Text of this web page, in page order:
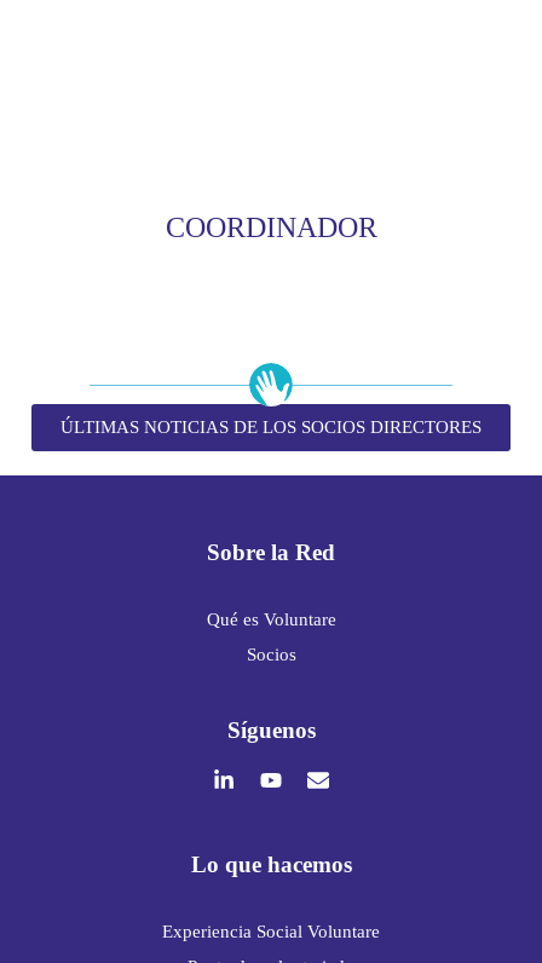
COORDINADOR
ÚLTIMAS NOTICIAS DE LOS SOCIOS DIRECTORES
Sobre la Red
Qué es Voluntare
Socios
Síguenos
Lo que hacemos
Experiencia Social Voluntare